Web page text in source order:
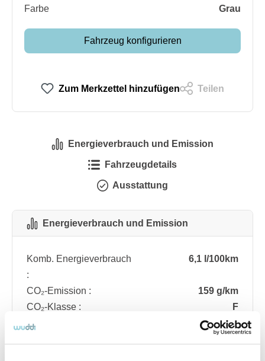
Farbe
Grau
Fahrzeug konfigurieren
Zum Merkzettel hinzufügen Teilen
Energieverbrauch und Emission
Fahrzeugdetails
Ausstattung
Energieverbrauch und Emission
Komb. Energieverbrauch
:
6,1 l/100km
CO₂-Emission :
159 g/km
CO₂-Klasse :
F